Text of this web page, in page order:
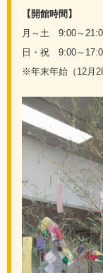
【開館時間】
月～土 9:00～
日・祝 9:00～
※年末年始（12月